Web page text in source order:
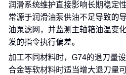
润滑系统维护直接影响长期稳定
常源于润滑油泵供油不足导致的
油泵滤网，并监测主轴箱油温变
发的指令执行偏差。
加工不同材料时，G74的退刀量
合金等软材料时适当增大退刀量